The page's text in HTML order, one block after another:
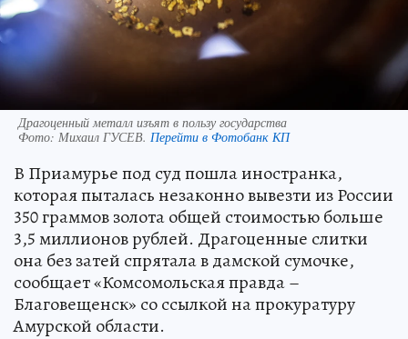
Драгоценный металл изъят в пользу государства
Фото: Михаил ГУСЕВ. Перейти в Фотобанк КП
В Приамурье под суд пошла иностранка,
которая пыталась незаконно вывезти из России
350 граммов золота общей стоимостью больше
3,5 миллионов рублей. Драгоценные слитки
она без затей спрятала в дамской сумочке,
сообщает «Комсомольская правда –
Благовещенск» со ссылкой на прокуратуру
Амурской области.